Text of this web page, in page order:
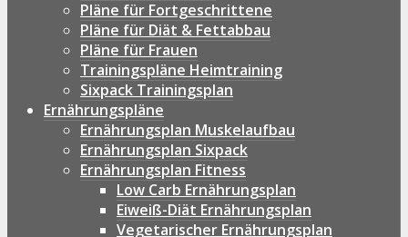
Pläne für Fortgeschrittene
Pläne für Diät & Fettabbau
Pläne für Frauen
Trainingspläne Heimtraining
Sixpack Trainingsplan
Ernährungspläne
Ernährungsplan Muskelaufbau
Ernährungsplan Sixpack
Ernährungsplan Fitness
Low Carb Ernährungsplan
Eiweiß-Diät Ernährungsplan
Vegetarischer Ernährungsplan